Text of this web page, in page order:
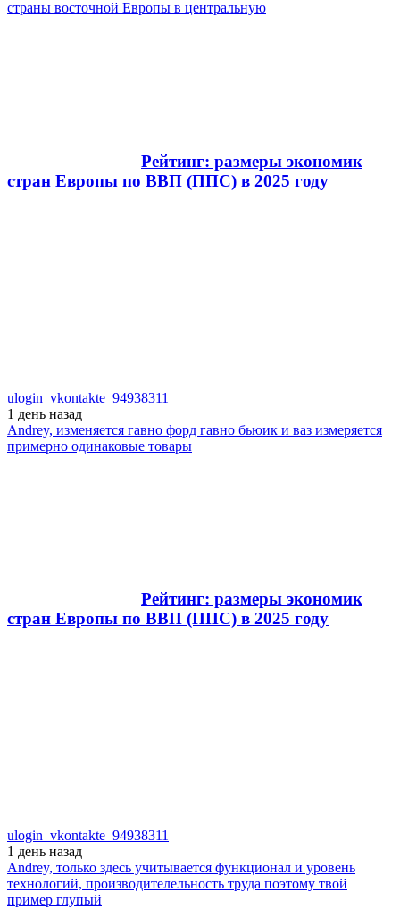
страны восточной Европы в центральную
Рейтинг: размеры экономик
стран Европы по ВВП (ППС) в 2025 году
ulogin_vkontakte_94938311
1 день назад
Andrey, изменяется гавно форд гавно бьюик и ваз измеряется
примерно одинаковые товары
Рейтинг: размеры экономик
стран Европы по ВВП (ППС) в 2025 году
ulogin_vkontakte_94938311
1 день назад
Andrey, только здесь учитывается функционал и уровень
технологий, производителельность труда поэтому твой
пример глупый